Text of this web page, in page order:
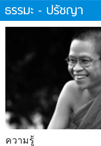
ธรรมะ - ปรัชญา
ความรู้